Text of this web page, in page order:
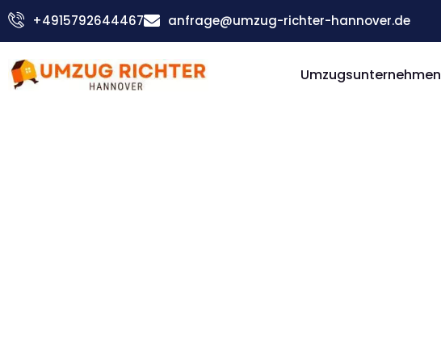
Zum
Inhalt
+4915792644467 anfrage@umzug-richter-hannover.de
Umzugsunternehmen